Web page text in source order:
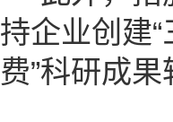
持企业创建
费”科研成